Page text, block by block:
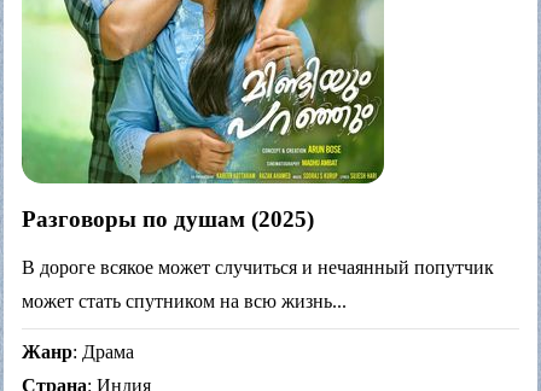
Разговоры по душам (2025)
В дороге всякое может случиться и нечаянный попутчик
может стать спутником на всю жизнь...
Жанр: Драма
Страна: Индия